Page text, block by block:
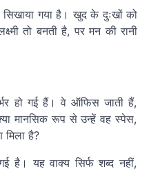
गया है। खुद के दुःखों को
तो बनती है, पर मन की रानी
हो गई हैं। वे ऑफिस जाती हैं,
मानसिक रूप से उन्हें वह स्पेस,
मिला है?
है। यह वाक्य सिर्फ शब्द नहीं,